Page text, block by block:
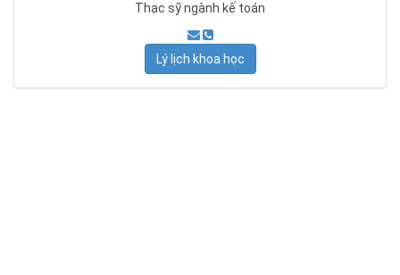
Thạc sỹ ngành kế toán
Lý lịch khoa học